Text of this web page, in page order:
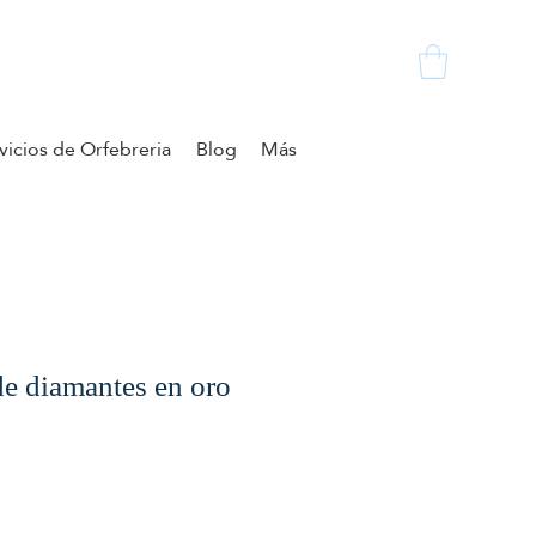
de Orfebreria Blog Más
diamantes en oro